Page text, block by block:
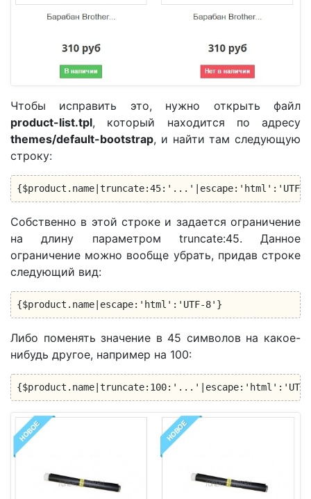
Чтобы исправить это, нужно открыть файл
product-list.tpl, который находится по адресу
themes/default-bootstrap, и найти там следующую
строку:
{$product.name|truncate:45:'...'|escape:'html':'UTF-
Собственно в этой строке и задается ограничение
на длину параметром truncate:45. Данное
ограничение можно вообще убрать, придав строке
следующий вид:
{$product.name|escape:'html':'UTF-8'}
Либо поменять значение в 45 символов на какое-
нибудь другое, например на 100: